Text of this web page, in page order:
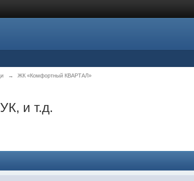
→ ЖК «Комфортный КВАРТАЛ»
и т.д.